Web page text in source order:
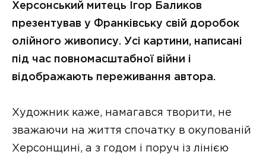
Херсонський митець Ігор Баликов
презентував у Франківську свій доробок
олійного живопису. Усі картини, написані
під час повномасштабної війни і
відображають переживання автора.
Художник каже, намагався творити, не
зважаючи на життя спочатку в окупованій
Херсонщині, а з годом і поруч із лінією